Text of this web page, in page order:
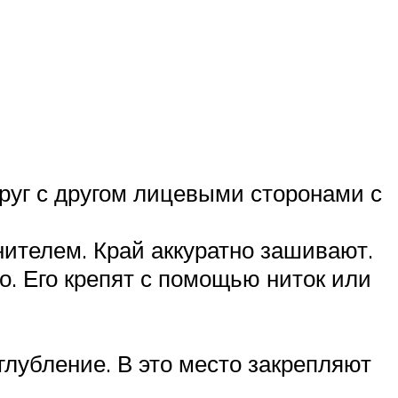
с другом лицевыми сторонами с
Край аккуратно зашивают.
Его крепят с помощью ниток или
В это место закрепляют